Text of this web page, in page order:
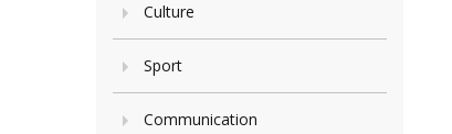
Culture
Sport
Communication